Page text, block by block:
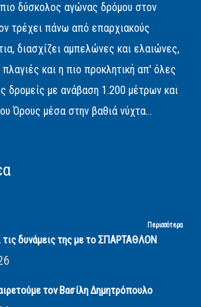
δύσκολος αγώνας δρόμου στον
τρέχει πάνω από επαρχιακούς
διασχίζει αμπελώνες και ελαιώνες,
και η πιο προκλητική απ' όλες
δρομείς με ανάβαση 1.200 μέτρων και
Όρους μέσα στην βαθιά νύχτα...
Περισσότερα
δυνάμεις της με το ΣΠΑΡΤΑΘΛΟΝ
τον Βασίλη Δημητρόπουλο